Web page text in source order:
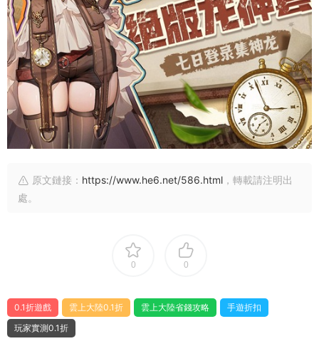
原文鏈接： https://www.he6.net/586.html ，轉載請注明出
處。
0 0
0.1折遊戲 雲上大陸0.1折 雲上大陸省錢攻略
手遊折扣
玩家實測0.1折